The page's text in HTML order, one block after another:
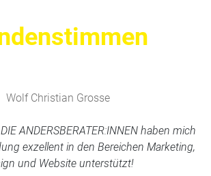
Wolf Christian Grosse
ANDERSBERATER:INNEN haben mich
exzellent in den Bereichen Marketing,
und Website unterstützt!